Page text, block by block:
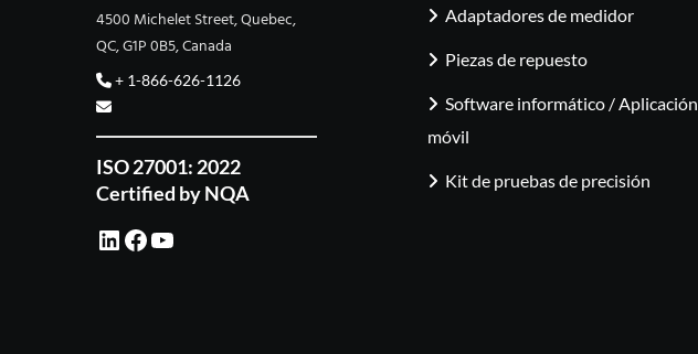
4500 Michelet Street, Quebec,
QC, G1P 0B5, Canada
+ 1-866-626-1126
ISO 27001: 2022
Certified by NQA
LinkedIn Facebook YouTube
Adaptadores de medidor
Piezas de repuesto
Software informático / Aplicación
móvil
Kit de pruebas de precisión